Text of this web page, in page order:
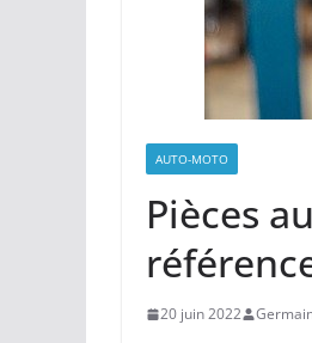
AUTO-MOTO
Pièces
20 juin 2022